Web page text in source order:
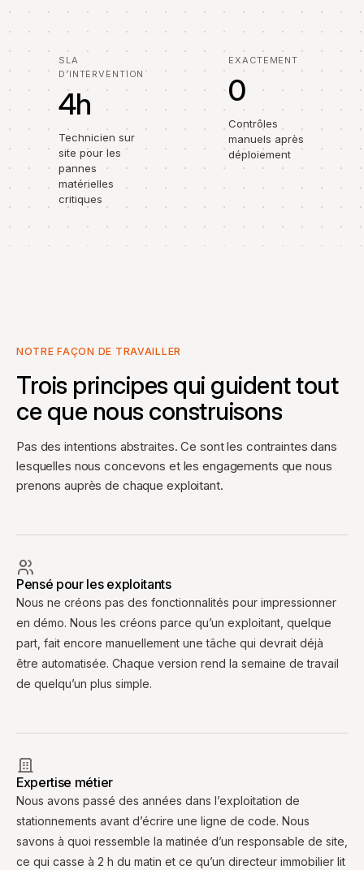
SLA
D’INTERVENTION
4h
Technicien sur
site pour les
pannes
matérielles
critiques
EXACTEMENT
0
Contrôles
manuels après
déploiement
NOTRE FAÇON DE TRAVAILLER
Trois principes qui guident tout
ce que nous construisons
Pas des intentions abstraites. Ce sont les contraintes dans
lesquelles nous concevons et les engagements que nous
prenons auprès de chaque exploitant.
Pensé pour les exploitants
Nous ne créons pas des fonctionnalités pour impressionner
en démo. Nous les créons parce qu’un exploitant, quelque
part, fait encore manuellement une tâche qui devrait déjà
être automatisée. Chaque version rend la semaine de travail
de quelqu’un plus simple.
Expertise métier
Nous avons passé des années dans l’exploitation de
stationnements avant d’écrire une ligne de code. Nous
savons à quoi ressemble la matinée d’un responsable de site,
ce qui casse à 2 h du matin et ce qu’un directeur immobilier lit